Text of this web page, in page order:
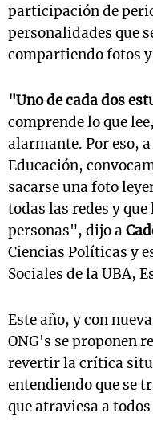
participación de
personalidades que
compartiendo fotos y
"Uno de cada dos
comprende lo que
alarmante. Por eso,
Educación,
sacarse una foto
todas las redes y
personas", dijo a
Ciencias Políticas y
Sociales de la UBA,
Este año, y con
ONG's se proponen
revertir la crítica
entendiendo que se
que atraviesa a